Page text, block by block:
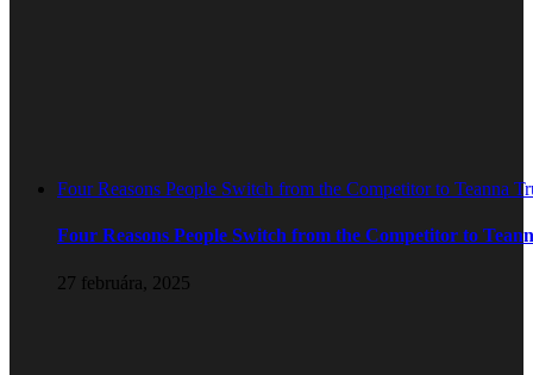
Four Reasons People Switch from the Competitor to Teanna
Four Reasons People Switch from the Competitor to
27 februára, 2025